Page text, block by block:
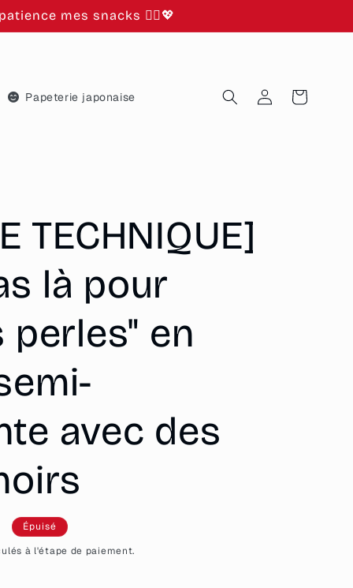
mes snacks 🙂‍↕️💖
Papeterie japonaise ConnexionPanier
TECHNIQUE]
là pour
en
avec des
Épuisé
à l'étape de paiement.